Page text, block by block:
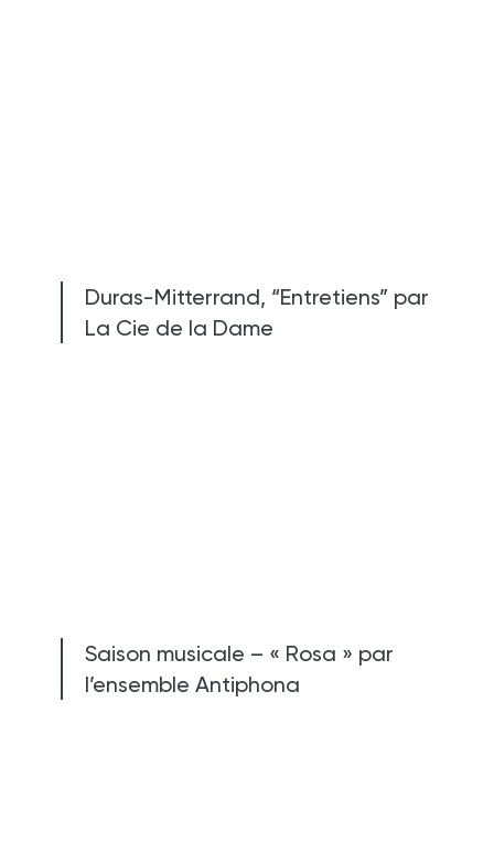
Duras-Mitterrand, “Entretiens” par
La Cie de la Dame
Saison musicale – « Rosa » par
l’ensemble Antiphona